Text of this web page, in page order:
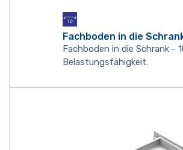
Fachboden in die
Fachboden in die Schrank -
Belastungsfähigkeit.